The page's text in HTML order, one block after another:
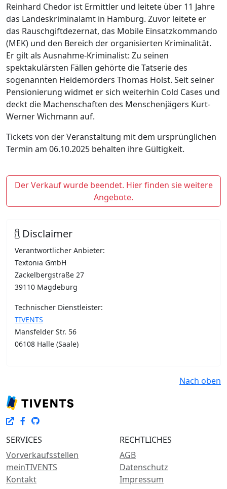
Reinhard Chedor ist Ermittler und leitete über 11 Jahre
das Landeskriminalamt in Hamburg. Zuvor leitete er
das Rauschgiftdezernat, das Mobile Einsatzkommando
(MEK) und den Bereich der organisierten Kriminalität.
Er gilt als Ausnahme-Kriminalist: Zu seinen
spektakulärsten Fällen gehörte die Tatserie des
sogenannten Heidemörders Thomas Holst. Seit seiner
Pensionierung widmet er sich weiterhin Cold Cases und
deckt die Machenschaften des Menschenjägers Kurt-
Werner Wichmann auf.
Tickets von der Veranstaltung mit dem ursprünglichen
Termin am 06.10.2025 behalten ihre Gültigkeit.
Der Verkauf wurde beendet. Hier finden sie weitere
Angebote.
Disclaimer
Verantwortlicher Anbieter:
Textonia GmbH
Zackelbergstraße 27
39110 Magdeburg
Technischer Dienstleister:
TIVENTS
Mansfelder Str. 56
06108 Halle (Saale)
Nach oben
SERVICES
Vorverkaufsstellen
meinTIVENTS
Kontakt
RECHTLICHES
AGB
Datenschutz
Impressum